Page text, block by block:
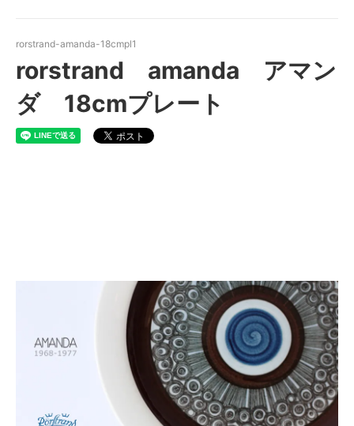
rorstrand-amanda-18cmpl1
rorstrand amanda アマン
ダ 18cmプレート